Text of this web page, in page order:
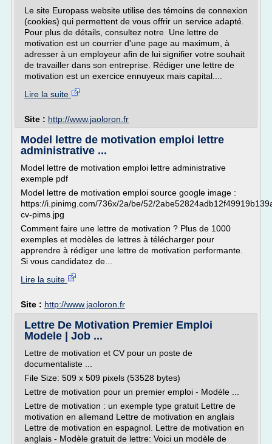
Le site Europass website utilise des témoins de connexion
(cookies) qui permettent de vous offrir un service adapté.
Pour plus de détails, consultez notre Une lettre de
motivation est un courrier d'une page au maximum, à
adresser à un employeur afin de lui signifier votre souhait
de travailler dans son entreprise. Rédiger une lettre de
motivation est un exercice ennuyeux mais capital....
Lire la suite
Site : http://www.jaoloron.fr
Model lettre de motivation emploi lettre
administrative ...
Model lettre de motivation emploi lettre administrative
exemple pdf
Model lettre de motivation emploi source google image :
https://i.pinimg.com/736x/2a/be/52/
cv-pims.jpg
Comment faire une lettre de motivation ? Plus de 1000
exemples et modèles de lettres à télécharger pour
apprendre à rédiger une lettre de motivation performante.
Si vous candidatez de...
Lire la suite
Site : http://www.jaoloron.fr
Lettre De Motivation Premier Emploi
Modele | Job ...
Lettre de motivation et CV pour un poste de
documentaliste ...
File Size: 509 x 509 pixels (53528 bytes)
Lettre de motivation pour un premier emploi - Modèle ...
Lettre de motivation : un exemple type gratuit Lettre de
motivation en allemand Lettre de motivation en anglais
Lettre de motivation en espagnol. Lettre de motivation en
anglais - Modèle gratuit de lettre: Voici un modèle de